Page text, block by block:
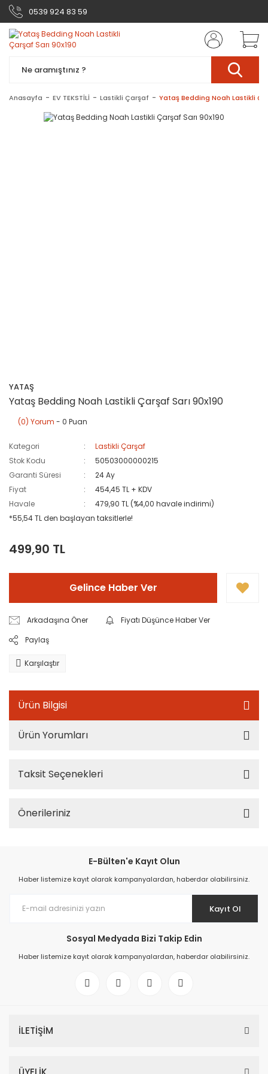
0539 924 83 59
Anasayfa EV TEKSTİLİ Lastikli Çarşaf Yataş Bedding Noah Lastikli
YATAŞ
Yataş Bedding Noah Lastikli Çarşaf Sarı 90x190
(0) Yorum - 0 Puan
Kategori
Lastikli Çarşaf
Stok Kodu
50503000000215
Garanti Süresi
24 Ay
Fiyat
454,45 TL + KDV
Havale
479,90 TL (%4,00 havale indirimi)
*55,54 TL den başlayan taksitlerle!
499,90 TL
Gelince Haber Ver
Arkadaşına Öner
Fiyatı Düşünce Haber Ver
Paylaş
Karşılaştır
Ürün Bilgisi
Ürün Yorumları
Taksit Seçenekleri
Önerileriniz
E-Bülten'e Kayıt Olun
Haber listemize kayıt olarak kampanyalardan, haberdar olabilirsiniz.
Kayıt Ol
Sosyal Medyada Bizi Takip Edin
Haber listemize kayıt olarak kampanyalardan, haberdar olabilirsiniz.
İLETİŞİM